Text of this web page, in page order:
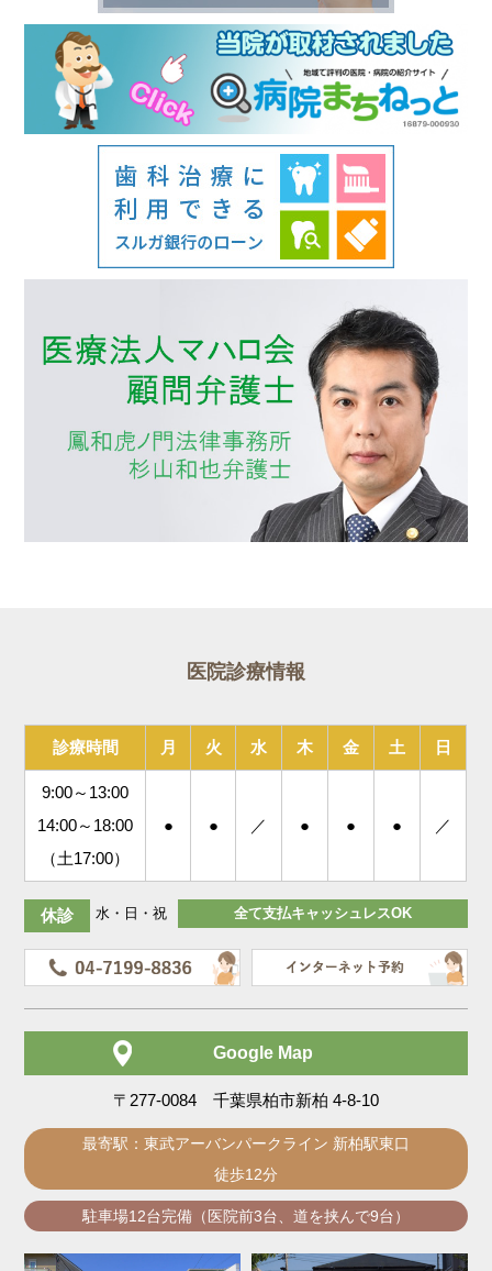
医院診療情報
診療時間 月 火 水 木 金 土 日
9:00～13:00
14:00～18:00
（土17:00）
● ● ／ ● ● ● ／
休診 水・日・祝 全て支払キャッシュレスOK
Google Map
〒277-0084 千葉県柏市新柏 4-8-10
最寄駅：東武アーバンパークライン 新柏駅東口
徒歩12分
駐車場12台完備（医院前3台、道を挟んで9台）